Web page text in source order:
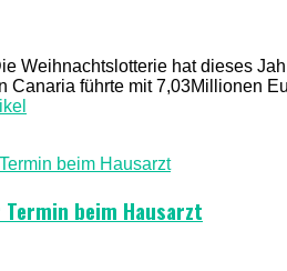
Weihnachtslotterie hat dieses
Canaria führte mit 7,03Millionen
beim Hausarzt